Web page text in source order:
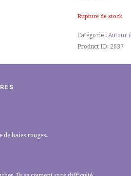
Rupture de stock
Catégorie : Autour
Product ID: 2637
de baies rouges.